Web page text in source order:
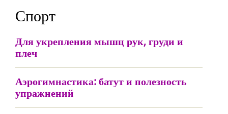
Спорт
Для укрепления мышц рук, груди и
плеч
Аэрогимнастика: батут и полезность
упражнений